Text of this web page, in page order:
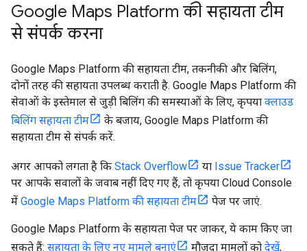
Google Maps Platform की सहायता टीम
से संपर्क करना
Google Maps Platform की सहायता टीम, तकनीकी और बिलिंग,
दोनों तरह की सहायता उपलब्ध कराती है. Google Maps Platform की
सेवाओं के इस्तेमाल से जुड़ी बिलिंग की समस्याओं के लिए, कृपया क्लाउड
बिलिंग सहायता टीम
के बजाय, Google Maps Platform की
सहायता टीम से संपर्क करें.
अगर आपको लगता है कि Stack Overflow या Issue Tracker
पर आपके सवालों के जवाब नहीं दिए गए हैं, तो कृपया Cloud Console
में Google Maps Platform की सहायता टीम पेज पर जाएं.
Google Maps Platform के सहायता पेज पर जाकर, ये काम किए जा
सकते हैं: सहायता के लिए नए मामले बनाएं मौजूदा मामलों को देखें,